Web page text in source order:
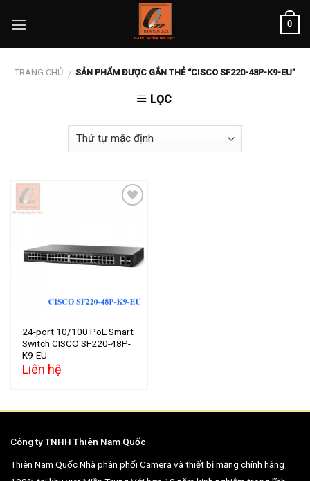
0
TRANG CHỦ / SẢN PHẨM ĐƯỢC GẮN THẺ “CISCO SF220-48P-K9-EU”
LỌC
wishlist
24-port 10/100 PoE Smart
Switch CISCO SF220-48P-
K9-EU
Liên hệ
Công ty TNHH Thiên Nam Quốc
Thiên Nam Quốc Nhà phân phối Camera và thiết bị mạng chính hãng